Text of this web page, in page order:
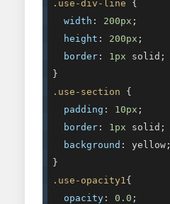
.use-div-line {
width : 200px ;
height : 200px ;
border: 1px solid;
.use-section {
padding : 10px ;
border: 1px solid;
background : yellow;
.use-opacity1 {
opacity: 0.0 ;